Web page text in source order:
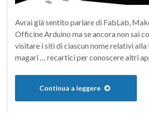
Avrai già sentito parlare di FabLab,
Officine Arduino ma se ancora non sai
visitare i siti di ciascun nome relativi alla
magari … recartici per conoscere altri
Continua a leggere